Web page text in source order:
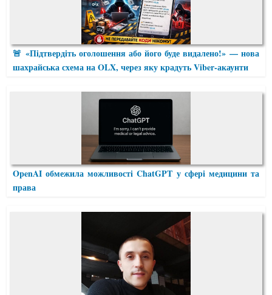
🚨 «Підтвердіть оголошення або його буде видалено!» — нова
шахрайська схема на OLX, через яку крадуть Viber-акаунти
OpenAI обмежила можливості ChatGPT у сфері медицини та
права